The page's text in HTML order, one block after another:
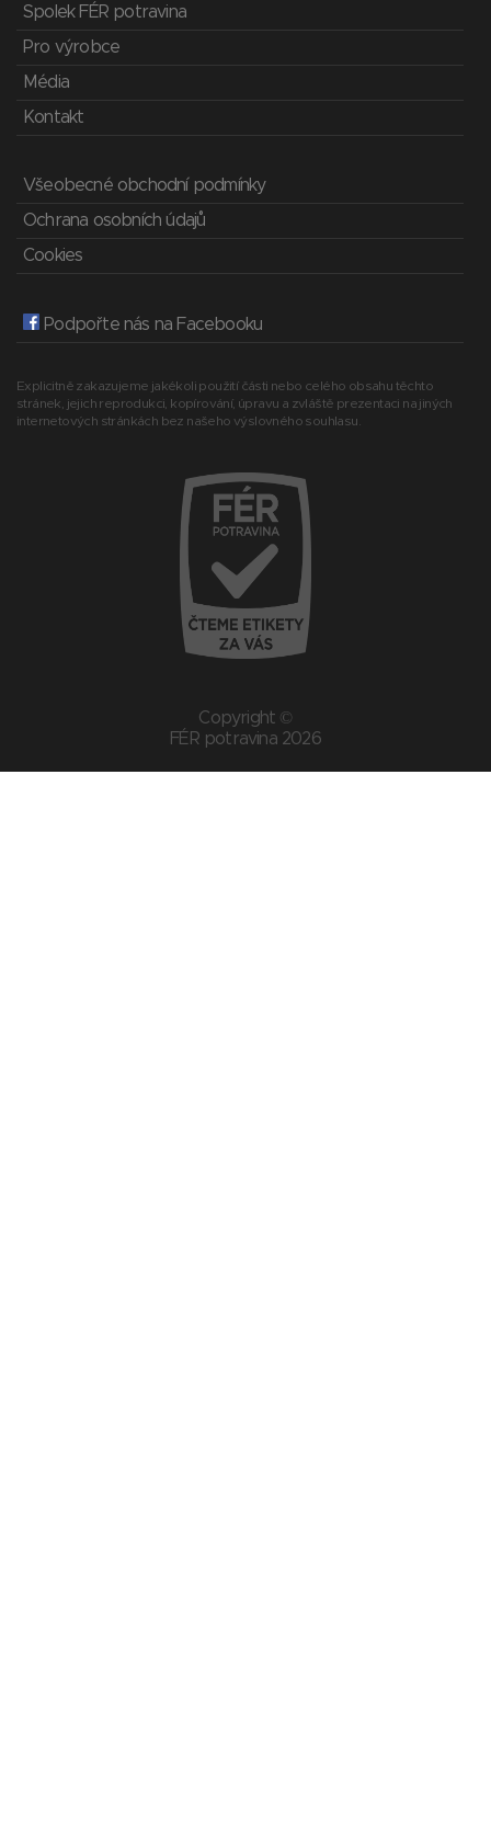
Spolek FÉR potravina
Pro výrobce
Média
Kontakt
Všeobecné obchodní podmínky
Ochrana osobních údajů
Cookies
Podpořte nás na Facebooku
Explicitně zakazujeme jakékoli použití části nebo celého obsahu těchto
stránek, jejich reprodukci, kopírování, úpravu a zvláště prezentaci na jiných
internetových stránkách bez našeho výslovného souhlasu.
Copyright ©
FÉR potravina 2026